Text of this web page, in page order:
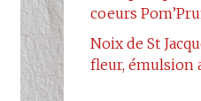
coeurs
Noix de St
fleur, émulsion